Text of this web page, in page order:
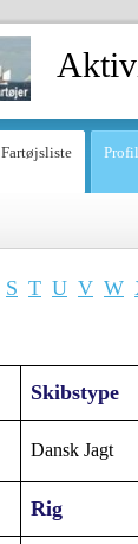
Fartøjsliste
S T U V W
Skibstype
Dansk Jagt
Rig